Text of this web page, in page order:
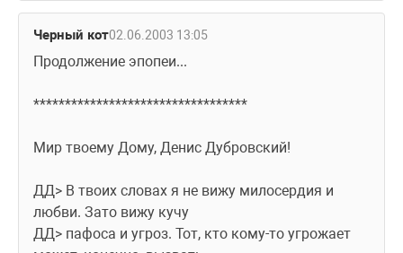
Черный кот02.06.2003 13:05
Продолжение эпопеи...
**********************************
Мир твоему Дому, Денис Дубровский!
ДД> В твоих словах я не вижу милосердия и
любви. Зато вижу кучу
ДД> пафоса и угроз. Тот, кто кому-то угрожает